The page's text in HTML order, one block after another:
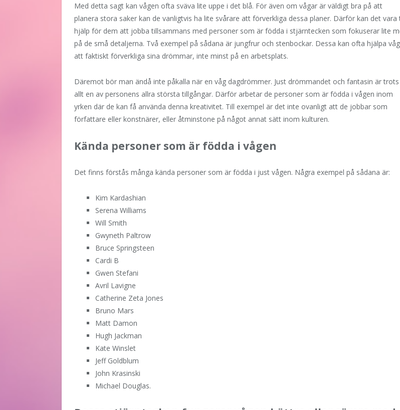
Med detta sagt kan vågen ofta sväva lite uppe i det blå. För även om vågar är väldigt bra på att
planera stora saker kan de vanligtvis ha lite svårare att förverkliga dessa planer. Därför kan det vara
hjälp för dem att jobba tillsammans med personer som är födda i stjärntecken som fokuserar lite
på de små detaljerna. Två exempel på sådana är jungfrur och stenbockar. Dessa kan ofta hjälpa
att faktiskt förverkliga sina drömmar, inte minst på en arbetsplats.
Däremot bör man ändå inte påkalla när en våg dagdrömmer. Just drömmandet och fantasin är trots
allt en av personens allra största tillgångar. Därför arbetar de personer som är födda i vågen inom
yrken där de kan få använda denna kreativitet. Till exempel är det inte ovanligt att de jobbar som
författare eller konstnärer, eller åtminstone på något annat sätt inom kulturen.
Kända personer som är födda i vågen
Det finns förstås många kända personer som är födda i just vågen. Några exempel på sådana är:
Kim Kardashian
Serena Williams
Will Smith
Gwyneth Paltrow
Bruce Springsteen
Cardi B
Gwen Stefani
Avril Lavigne
Catherine Zeta Jones
Bruno Mars
Matt Damon
Hugh Jackman
Kate Winslet
Jeff Goldblum
John Krasinski
Michael Douglas.